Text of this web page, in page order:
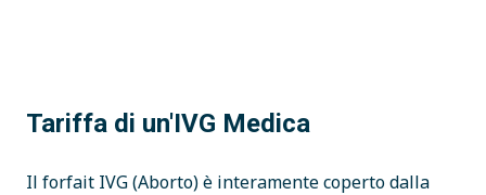
Tariffa di un'IVG Medica
Il forfait IVG (Aborto) è interamente coperto dalla